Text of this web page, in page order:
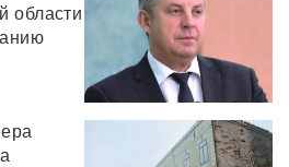
области